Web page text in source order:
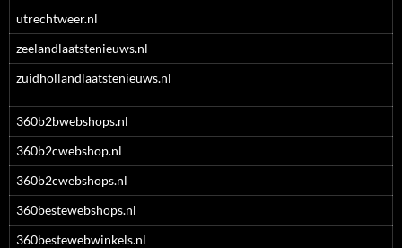
utrechtweer.nl
zeelandlaatstenieuws.nl
zuidhollandlaatstenieuws.nl
360b2bwebshops.nl
360b2cwebshop.nl
360b2cwebshops.nl
360bestewebshops.nl
360bestewebwinkels.nl